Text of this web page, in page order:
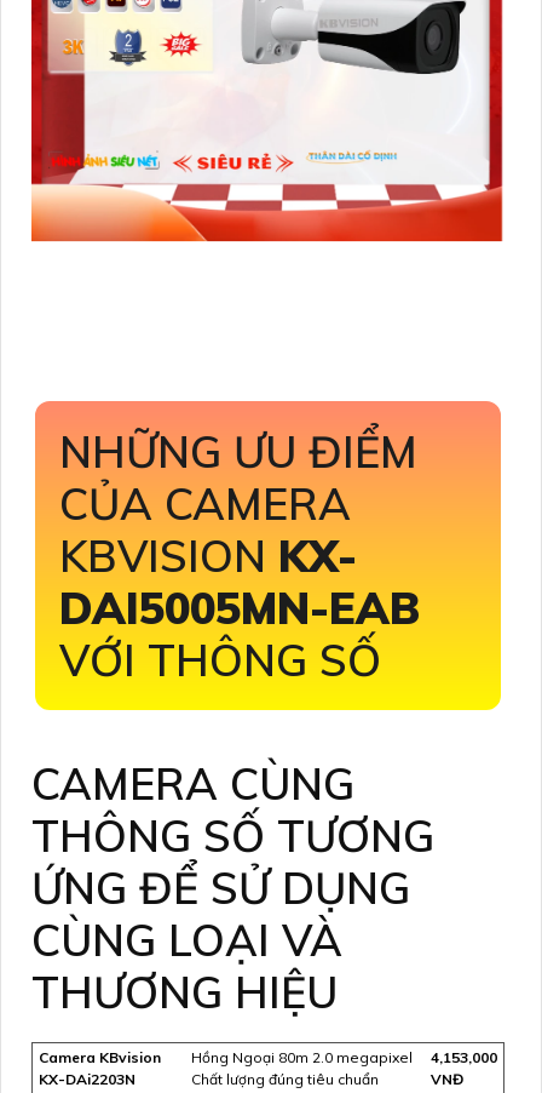
NHỮNG ƯU ĐIỂM
CỦA CAMERA
KBVISION KX-
DAI5005MN-EAB
VỚI THÔNG SỐ
CAMERA CÙNG
THÔNG SỐ TƯƠNG
ỨNG ĐỂ SỬ DỤNG
CÙNG LOẠI VÀ
THƯƠNG HIỆU
Camera KBvision
KX-DAi2203N
Hồng Ngoại 80m 2.0 megapixel
Chất lượng đúng tiêu chuẩn
4,153,000
VNĐ